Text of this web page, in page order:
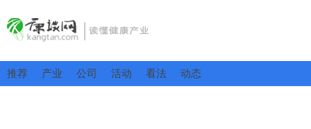
推荐 产业 公司 活动 看法 动态